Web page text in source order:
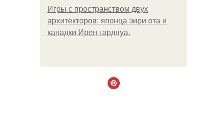
Игры с пространством двух
архитекторов: японца эири ота и
канадки Ирен гардпуа.